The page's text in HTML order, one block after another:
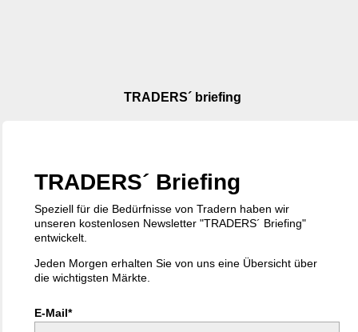
TRADERS´ briefing
TRADERS´ Briefing
Speziell für die Bedürfnisse von Tradern haben wir
unseren kostenlosen Newsletter "TRADERS´ Briefing"
entwickelt.
Jeden Morgen erhalten Sie von uns eine Übersicht über
die wichtigsten Märkte.
E-Mail*